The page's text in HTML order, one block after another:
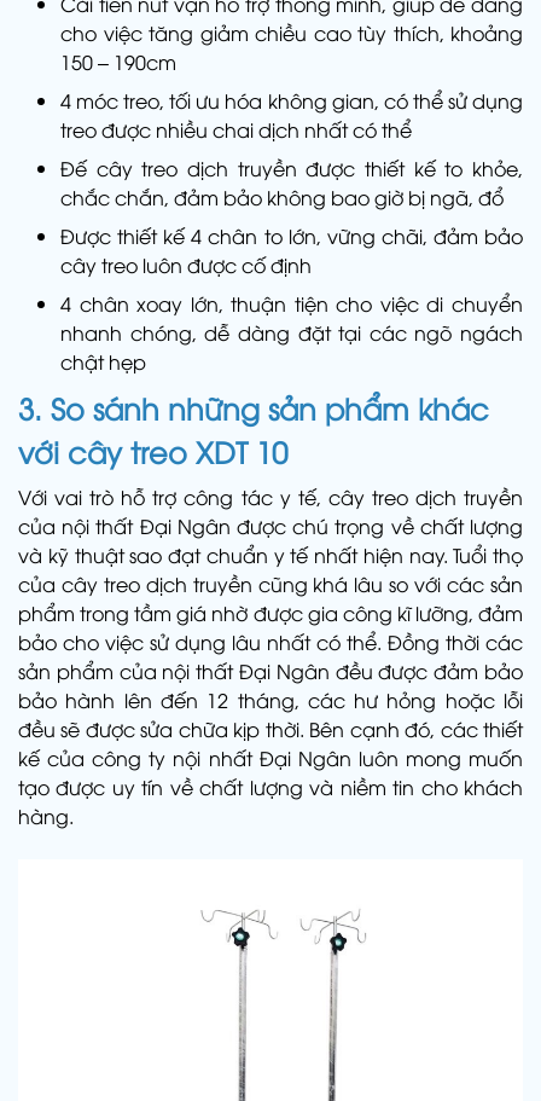
cho việc tăng giảm chiều cao tùy thích, khoảng
150 – 190cm
4 móc treo, tối ưu hóa không gian, có thể sử dụng
treo được nhiều chai dịch nhất có thể
Đế cây treo dịch truyền được thiết kế to khỏe,
chắc chắn, đảm bảo không bao giờ bị ngã, đổ
Được thiết kế 4 chân to lớn, vững chãi, đảm bảo
cây treo luôn được cố định
4 chân xoay lớn, thuận tiện cho việc di chuyển
nhanh chóng, dễ dàng đặt tại các ngõ ngách
chật hẹp
3. So sánh những sản phẩm khác
với cây treo XDT 10
Với vai trò hỗ trợ công tác y tế, cây treo dịch truyền
của nội thất Đại Ngân được chú trọng về chất lượng
và kỹ thuật sao đạt chuẩn y tế nhất hiện nay. Tuổi thọ
của cây treo dịch truyền cũng khá lâu so với các sản
phẩm trong tầm giá nhờ được gia công kĩ lưỡng, đảm
bảo cho việc sử dụng lâu nhất có thể. Đồng thời các
sản phẩm của nội thất Đại Ngân đều được đảm bảo
bảo hành lên đến 12 tháng, các hư hỏng hoặc lỗi
đều sẽ được sửa chữa kịp thời. Bên cạnh đó, các thiết
kế của công ty nội nhất Đại Ngân luôn mong muốn
tạo được uy tín về chất lượng và niềm tin cho khách
hàng.